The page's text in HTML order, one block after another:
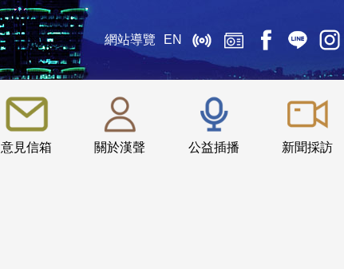
網站導覽 EN
意見信箱 關於漢聲 公益插播 新聞採訪
:::